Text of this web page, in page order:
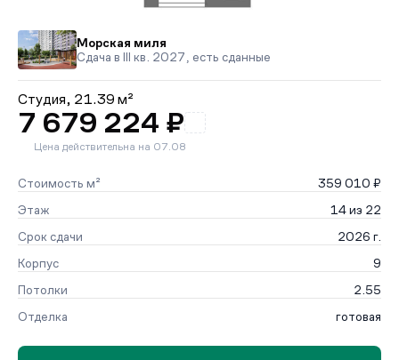
Морская миля
Сдача в III кв. 2027, есть сданные
Студия, 21.39 м²
7 679 224 ₽
Цена действительна на 07.08
Стоимость м²
359 010 ₽
Этаж
14 из 22
Срок сдачи
2026 г.
Корпус
9
Потолки
2.55
Отделка
готовая